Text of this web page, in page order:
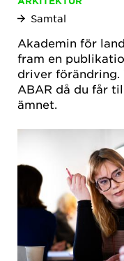
Samtal
Akademin för
fram en
driver
ABAR då du får
ämnet.